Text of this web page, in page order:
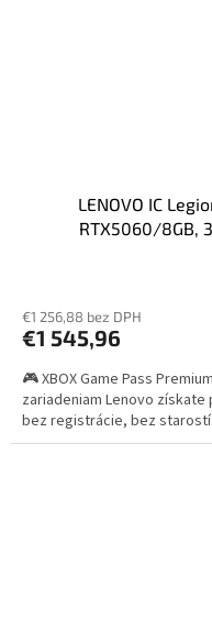
LENOVO IC
RTX5060/8GB,
€1 256,88 bez DPH
€1 545,96
🎮 XBOX Game Pass
zariadeniam Lenovo
bez registrácie, bez